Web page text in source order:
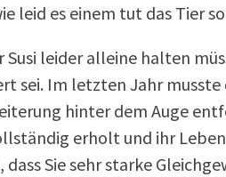
leid es einem tut das Tier
Susi leider alleine halten
sei. Im letzten Jahr musste
hinter dem Auge
erholt und ihr
Sie sehr starke